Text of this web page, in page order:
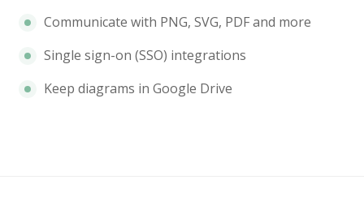
Communicate with PNG, SVG, PDF and more
Single sign-on (SSO) integrations
Keep diagrams in Google Drive